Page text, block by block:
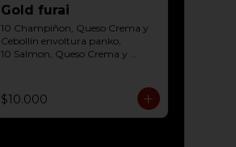
Gold furai
10 Champiñon, Queso Crema y
Cebollín envoltura panko,
10 Salmon, Queso Crema y
envoltura panko
$10.000